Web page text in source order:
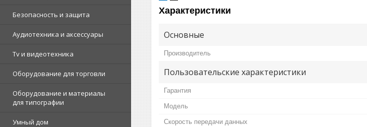
Безопасность и защита
Аудиотехника и аксессуары
Tv и видеотехника
Оборудование для торговли
Оборудование и материалы
для типографии
Умный дом
Характеристики
Основные
Производитель
Пользовательские характеристики
Гарантия
Модель
Скорость передачи данных